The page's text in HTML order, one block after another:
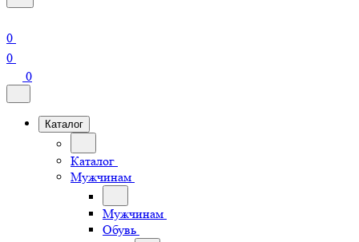
0
0
0
Каталог
Каталог
Мужчинам
Мужчинам
Обувь